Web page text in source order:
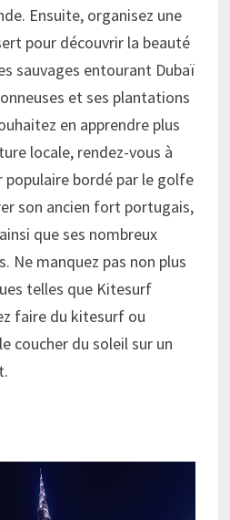
Ensuite, organisez une
pour découvrir la beauté
sauvages entourant Dubaï
et ses plantations
en apprendre plus
locale, rendez-vous à
populaire bordé par le golfe
son ancien fort portugais,
que ses nombreux
Ne manquez pas non plus
telles que Kitesurf
faire du kitesurf ou
coucher du soleil sur un